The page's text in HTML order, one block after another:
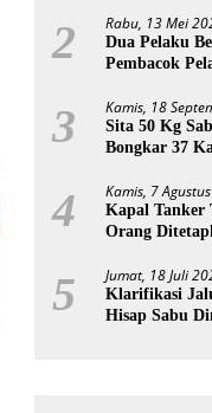
2 Rabu, 13 Mei
Dua Pelaku
Pembacok
3 Kamis, 18
Sita 50 Kg
Bongkar 37
4 Kamis, 7
Kapal Tanker
Orang
5 Jumat, 18 Juli
Klarifikasi
Hisap Sabu